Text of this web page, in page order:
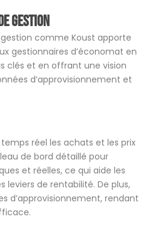
gestion
gestion comme Koust apporte
gestionnaires d’économat en
clés et en offrant une vision
d’approvisionnement et
réel les achats et les prix
de bord détaillé pour
et réelles, ce qui aide les
leviers de rentabilité. De plus,
d’approvisionnement, rendant